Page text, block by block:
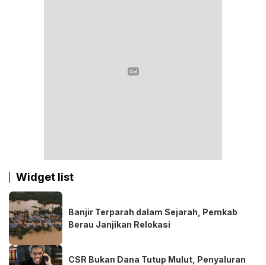
Widget list
Banjir Terparah dalam Sejarah, Pemkab
Berau Janjikan Relokasi
CSR Bukan Dana Tutup Mulut, Penyaluran